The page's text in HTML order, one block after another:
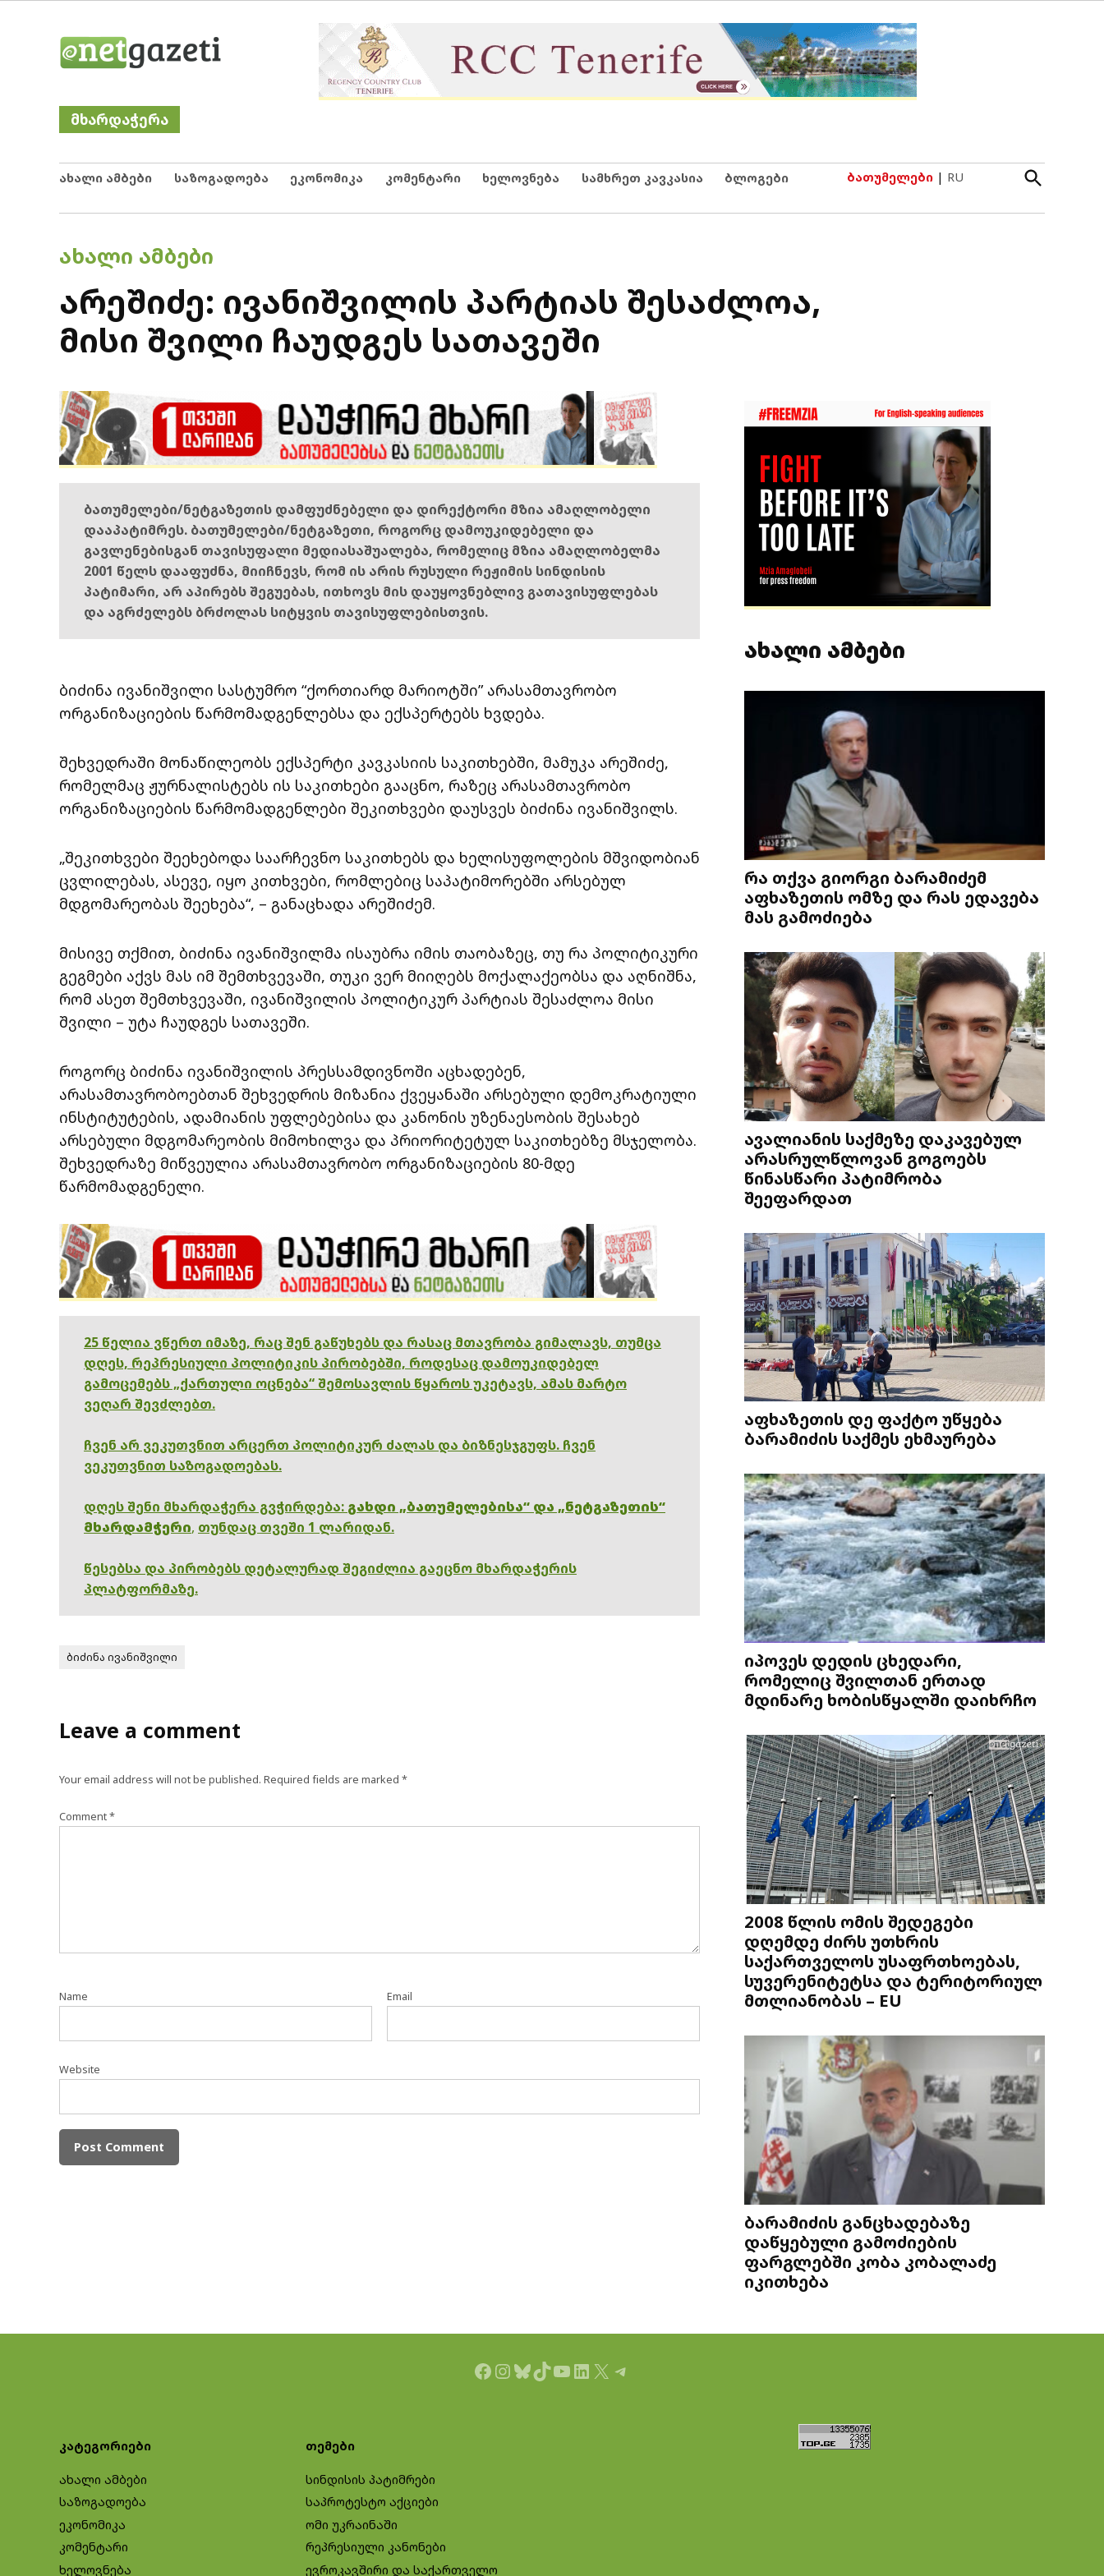
Netgazeti
მხარდაჭერა
ახალი ამბები საზოგადოება ეკონომიკა კომენტარი ხელოვნება სამხრეთ კავკასია ბლოგები ბათუმელები | RU
Open
Search
POSTED
ᲐᲮᲐᲚᲘ ᲐᲛᲑᲔᲑᲘ
არეშიძე: ივანიშვილის პარტიას შესაძლოა,
მისი შვილი ჩაუდგეს სათავეში
ბათუმელები/ნეტგაზეთის დამფუძნებელი და დირექტორი მზია ამაღლობელი
დააპატიმრეს. ბათუმელები/ნეტგაზეთი, როგორც დამოუკიდებელი და
გავლენებისგან თავისუფალი მედიასაშუალება, რომელიც მზია ამაღლობელმა
2001 წელს დააფუძნა, მიიჩნევს, რომ ის არის რუსული რეჟიმის სინდისის
პატიმარი, არ აპირებს შეგუებას, ითხოვს მის დაუყოვნებლივ გათავისუფლებას
და აგრძელებს ბრძოლას სიტყვის თავისუფლებისთვის.
ბიძინა ივანიშვილი სასტუმრო “ქორთიარდ მარიოტში” არასამთავრობო
ორგანიზაციების წარმომადგენლებსა და ექსპერტებს ხვდება.
შეხვედრაში მონაწილეობს ექსპერტი კავკასიის საკითხებში, მამუკა არეშიძე,
რომელმაც ჟურნალისტებს ის საკითხები გააცნო, რაზეც არასამთავრობო
ორგანიზაციების წარმომადგენლები შეკითხვები დაუსვეს ბიძინა ივანიშვილს.
„შეკითხვები შეეხებოდა საარჩევნო საკითხებს და ხელისუფოლების მშვიდობიან
ცვლილებას, ასევე, იყო კითხვები, რომლებიც საპატიმორებში არსებულ
მდგომარეობას შეეხება“, – განაცხადა არეშიძემ.
მისივე თქმით, ბიძინა ივანიშვილმა ისაუბრა იმის თაობაზეც, თუ რა პოლიტიკური
გეგმები აქვს მას იმ შემთხვევაში, თუკი ვერ მიიღებს მოქალაქეობსა და აღნიშნა,
რომ ასეთ შემთხვევაში, ივანიშვილის პოლიტიკურ პარტიას შესაძლოა მისი
შვილი – უტა ჩაუდგეს სათავეში.
როგორც ბიძინა ივანიშვილის პრესსამდივნოში აცხადებენ,
არასამთავრობოებთან შეხვედრის მიზანია ქვეყანაში არსებული დემოკრატიული
ინსტიტუტების, ადამიანის უფლებებისა და კანონის უზენაესობის შესახებ
არსებული მდგომარეობის მიმოხილვა და პრიორიტეტულ საკითხებზე მსჯელობა.
შეხვედრაზე მიწვეულია არასამთავრობო ორგანიზაციების 80-მდე
წარმომადგენელი.
25 წელია ვწერთ იმაზე, რაც შენ გაწუხებს და რასაც მთავრობა გიმალავს, თუმცა
დღეს, რეპრესიული პოლიტიკის პირობებში, როდესაც დამოუკიდებელ
გამოცემებს „ქართული ოცნება“ შემოსავლის წყაროს უკეტავს, ამას მარტო
ვეღარ შევძლებთ.
ჩვენ არ ვეკუთვნით არცერთ პოლიტიკურ ძალას და ბიზნესჯგუფს. ჩვენ
ვეკუთვნით საზოგადოებას.
დღეს შენი მხარდაჭერა გვჭირდება: გახდი „ბათუმელებისა“ და „ნეტგაზეთის“
მხარდამჭერი, თუნდაც თვეში 1 ლარიდან.
წესებსა და პირობებს დეტალურად შეგიძლია გაეცნო მხარდაჭერის
პლატფორმაზე.
ბიძინა ივანიშვილი
Leave a comment
Your email address will not be published. Required fields are marked *
Comment*
Name Email
Website
ახალი ამბები
რა თქვა გიორგი ბარამიძემ
აფხაზეთის ომზე და რას ედავება
მას გამოძიება
ავალიანის საქმეზე დაკავებულ
არასრულწლოვან გოგოებს
წინასწარი პატიმრობა
შეეფარდათ
აფხაზეთის დე ფაქტო უწყება
ბარამიძის საქმეს ეხმაურება
იპოვეს დედის ცხედარი,
რომელიც შვილთან ერთად
მდინარე ხობისწყალში დაიხრჩო
2008 წლის ომის შედეგები
დღემდე ძირს უთხრის
საქართველოს უსაფრთხოებას,
სუვერენიტეტსა და ტერიტორიულ
მთლიანობას – EU
ბარამიძის განცხადებაზე
დაწყებული გამოძიების
ფარგლებში კობა კობალაძე
იკითხება
Facebook
Instagram
Bluesky
TikTok
YouTube
LinkedIn
X Telegram
კატეგორიები
ახალი ამბები
საზოგადოება
ეკონომიკა
კომენტარი
ხელოვნება
თემები
სინდისის პატიმრები
საპროტესტო აქციები
ომი უკრაინაში
რეპრესიული კანონები
ევროკავშირი და საქართველო